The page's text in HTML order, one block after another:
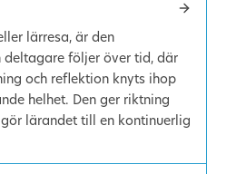
lärresa, är den
deltagare följer över tid, där
och reflektion knyts ihop
helhet. Den ger riktning
lärandet till en kontinuerlig